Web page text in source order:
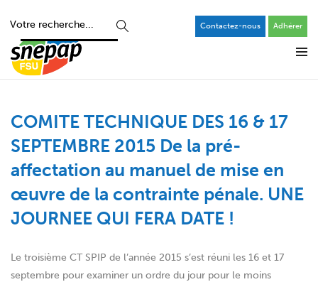
Contactez-nous Adhérer
COMITE TECHNIQUE DES 16 & 17
SEPTEMBRE 2015 De la pré-
affectation au manuel de mise en
œuvre de la contrainte pénale. UNE
JOURNEE QUI FERA DATE !
Le troisième CT SPIP de l’année 2015 s’est réuni les 16 et 17
septembre pour examiner un ordre du jour pour le moins